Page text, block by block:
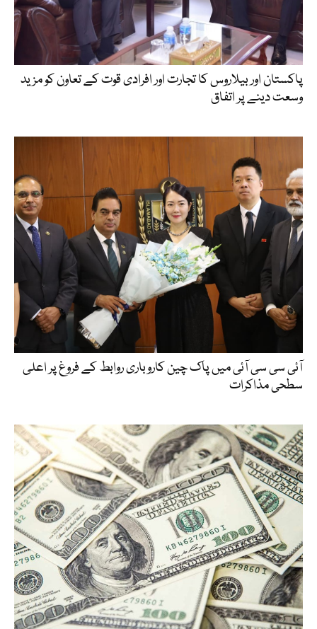
پاکستان اور بیلاروس کا تجارت اور افرادی قوت کے تعاون کو مزید
وسعت دینے پر اتفاق
آئی سی سی آئی میں پاک چین کاروباری روابط کے فروغ پر اعلی
سطحی مذاکرات